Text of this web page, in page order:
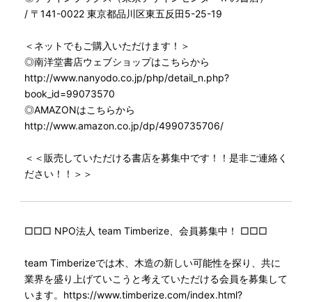
/ 〒141-0022 東京都品川区東五反田5-25-19
＜ネットでもご購入いただけます！＞
◎南洋堂書店ウェブショップはこちらから
http://www.nanyodo.co.jp/php/detail_n.php?
book_id=99073570
◎AMAZONはこちらから
http://www.amazon.co.jp/dp/4990735706/
＜＜販売していただける書店を募集中です！！是非ご連絡く
ださい！！＞＞
□□□ NPO法人 team Timberize、会員募集中！ □□□
team Timberizeでは木、木造の新しい可能性を探り、共に
業界を盛り上げていこうと考えていただける会員を募集して
います。https://www.timberize.com/index.html?